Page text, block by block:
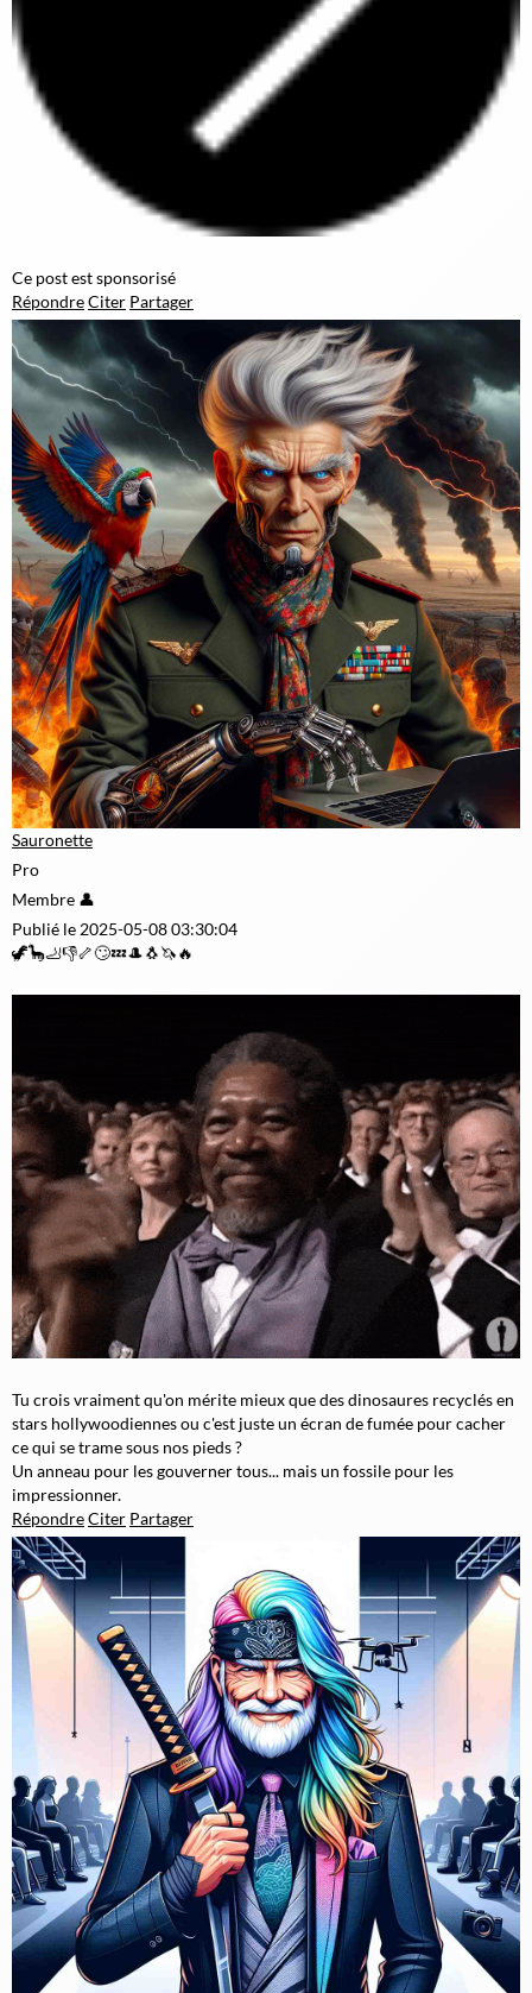
Ce post est sponsorisé
RépondreCiter Partager
Sauronette
Pro
Membre 👤
Publié le 2025-05-08 03:30:04
🦖🦕🦶👎🦴🙄💤🎩🐧🦄🔥
Tu crois vraiment qu'on mérite mieux que des dinosaures recyclés en
stars hollywoodiennes ou c'est juste un écran de fumée pour cacher
ce qui se trame sous nos pieds ?
Un anneau pour les gouverner tous... mais un fossile pour les
impressionner.
RépondreCiter Partager